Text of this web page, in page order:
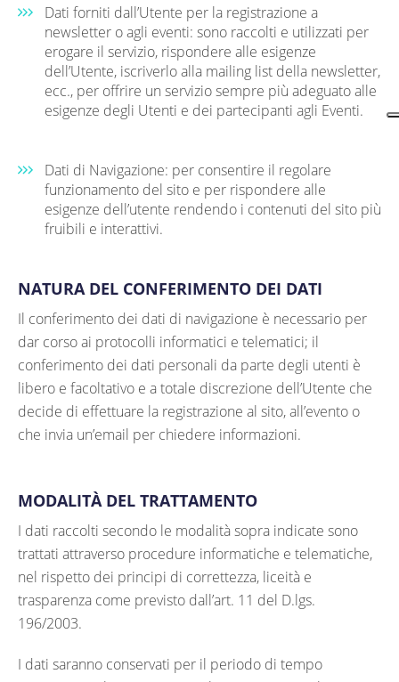
Dati forniti dall’Utente per la registrazione a
newsletter o agli eventi: sono raccolti e utilizzati per
erogare il servizio, rispondere alle esigenze
dell’Utente, iscriverlo alla mailing list della newsletter,
ecc., per offrire un servizio sempre più adeguato alle
esigenze degli Utenti e dei partecipanti agli Eventi.
Dati di Navigazione: per consentire il regolare
funzionamento del sito e per rispondere alle
esigenze dell’utente rendendo i contenuti del sito più
fruibili e interattivi.
NATURA DEL CONFERIMENTO DEI DATI
Il conferimento dei dati di navigazione è necessario per
dar corso ai protocolli informatici e telematici; il
conferimento dei dati personali da parte degli utenti è
libero e facoltativo e a totale discrezione dell’Utente che
decide di effettuare la registrazione al sito, all’evento o
che invia un’email per chiedere informazioni.
MODALITÀ DEL TRATTAMENTO
I dati raccolti secondo le modalità sopra indicate sono
trattati attraverso procedure informatiche e telematiche,
nel rispetto dei principi di correttezza, liceità e
trasparenza come previsto dall’art. 11 del D.lgs.
196/2003.
I dati saranno conservati per il periodo di tempo